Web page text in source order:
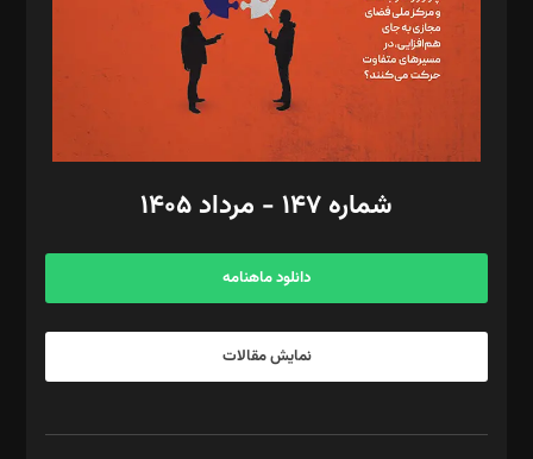
طراح یونیفرم: مجید توکلی
فیلمبرداری و عکاسی: امیر شفیعی، مانی لطفی زاده
گرافیک و صفحه‌آرایی: سید‌سبحان‌علی ثابت
مد‌یر توسعه تجاری: کامبیز برید‌
امور مالی: شاپور رهبری، محمد‌ کاظمی‌نیا
آگهی و مشترکین: ۰۹۱۹۹۹۹۰۴۵۴
شماره ۱۴۷ - مرداد ۱۴۰۵
دانلود ماهنامه
نمایش مقالات